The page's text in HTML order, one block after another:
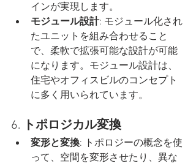
インが実現します。
モジュール設計: モジュール化され
たユニットを組み合わせること
で、柔軟で拡張可能な設計が可能
になります。モジュール設計は、
住宅やオフィスビルのコンセプト
に多く用いられています。
6. トポロジカル変換
変形と変換: トポロジーの概念を使
って、空間を変形させたり、異な